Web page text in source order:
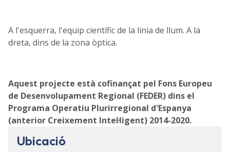
A l'esquerra, l'equip científic de la línia de llum. A la
dreta, dins de la zona òptica.
Aquest projecte està cofinançat pel Fons Europeu
de Desenvolupament Regional (FEDER) dins el
Programa Operatiu Plurirregional d'Espanya
(anterior Creixement Intel·ligent) 2014-2020.
Ubicació